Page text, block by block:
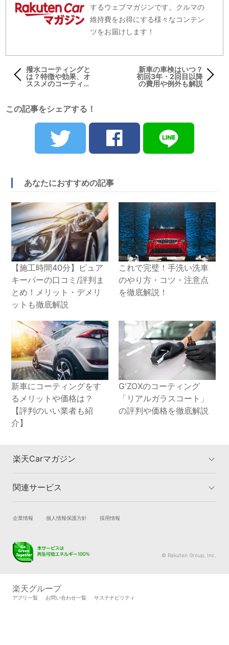
するウェブマガジンです。クルマの
維持費をお得にする様々なコンテン
ツをお届けします！
撥水コーティングと
は？特徴や効果、オ
ススメのコーティン
新車の車検はいつ？
初回3年・2回目以降
の費用や例外も解説
この記事をシェアする！
あなたにおすすめの記事
【施工時間40分】ピュア
キーパーの口コミ/評判ま
とめ！メリット・デメリ
ットも徹底解説
これで完璧！手洗い洗車
のやり方・コツ・注意点
を徹底解説！
新車にコーティングをす
るメリットや価格は？
【評判のいい業者も紹
介】
G'ZOXのコーティング
「リアルガラスコート」
の評判や価格を徹底解説
楽天Carマガジン
楽天Carマガジントップ
洗車・コーティングのカテゴリー
タイヤ交換のカテゴリー
車購入のカテゴリー
関連サービス
試乗・商談
新車購入
キズ修理予約
メンテナンス管理
自動車カタログ
自動車保険
企業情報 個人情報保護方針 採用情報
© Rakuten Group, Inc.
楽天グループ
アプリ一覧 お問い合わせ一覧 サステナビリティ